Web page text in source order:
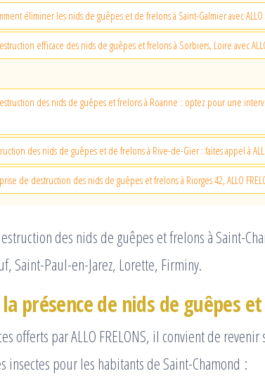
éliminer les nids de guêpes et de frelons à Saint-Galmier avec ALLO
efficace des nids de guêpes et frelons à Sorbiers, Loire avec
des nids de guêpes et frelons à Roanne : optez pour une
des nids de guêpes et de frelons à Rive-de-Gier : faites appel à
de destruction des nids de guêpes et frelons à Riorges 42, ALLO
des nids de guêpes et frelons à Saint-
Saint-Paul-en-Jarez, Lorette, Firminy.
présence de nids de guêpes
offerts par ALLO FRELONS, il convient de
insectes pour les habitants de Saint-Chamond :